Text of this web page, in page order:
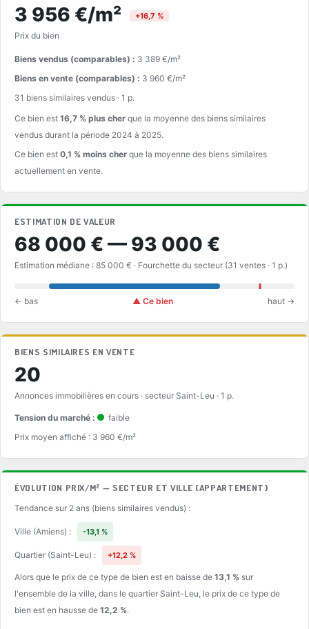
3 956 €/m² +16,7 %
Prix du bien
Biens vendus (comparables) : 3 389 €/m²
Biens en vente (comparables) : 3 960 €/m²
31 biens similaires vendus · 1 p.
Ce bien est 16,7 % plus cher que la moyenne des biens similaires
vendus durant la période 2024 à 2025.
Ce bien est 0,1 % moins cher que la moyenne des biens similaires
actuellement en vente.
ESTIMATION DE VALEUR
68 000 € — 93 000 €
Estimation médiane : 85 000 € · Fourchette du secteur (31 ventes · 1 p.)
← bas ▲ Ce bien haut →
BIENS SIMILAIRES EN VENTE
20
Annonces immobilières en cours · secteur Saint-Leu · 1 p.
Tension du marché :
faible
Prix moyen affiché : 3 960 €/m²
ÉVOLUTION PRIX/M² — SECTEUR ET VILLE (APPARTEMENT)
Tendance sur 2 ans (biens similaires vendus) :
Ville (Amiens) : -13,1 %
Quartier (Saint-Leu) : +12,2 %
Alors que le prix de ce type de bien est en baisse de 13,1 % sur
l'ensemble de la ville, dans le quartier Saint-Leu, le prix de ce type de
bien est en hausse de 12,2 %.